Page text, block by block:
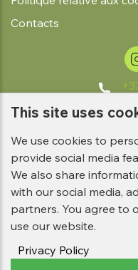
Contacts
This site uses
We use cookies to
provide social media
We also share
with our social media,
partners. You agree to
use our website.
Privacy Policy